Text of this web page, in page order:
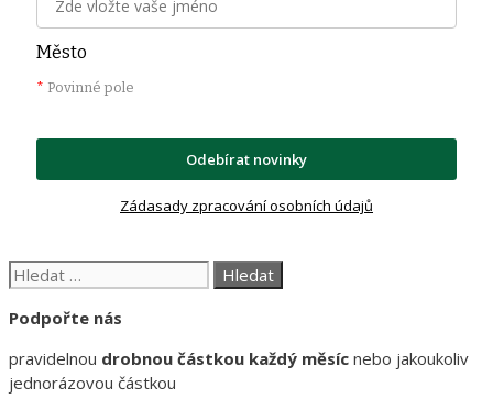
Město
* Povinné pole
Odebírat novinky
Zádasady zpracování osobních údajů
Hledat:
Podpořte nás
pravidelnou drobnou částkou každý měsíc nebo jakoukoliv
jednorázovou částkou